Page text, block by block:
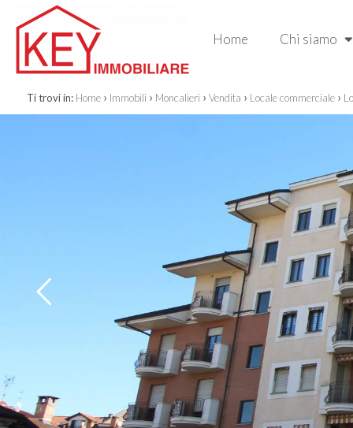
Home Chi siamo
Ti trovi in: Home › Immobili › Moncalieri › Vendita › Locale commerciale ›